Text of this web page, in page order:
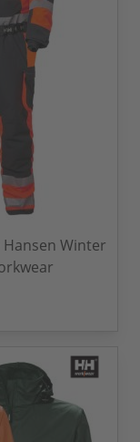
Hansen Winter